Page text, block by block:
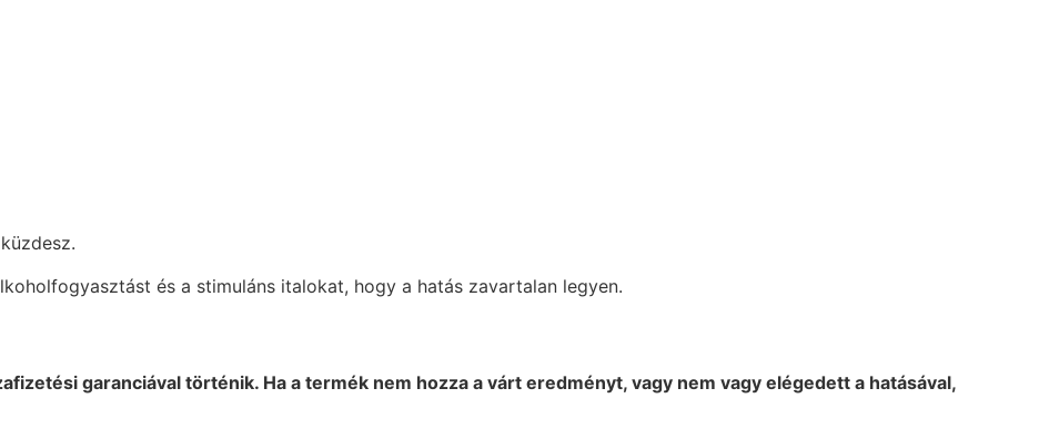
és a stimuláns italokat, hogy a hatás zavartalan legyen.
garanciával történik. Ha a termék nem hozza a várt eredményt, vagy nem vagy elégedett a hatásával,